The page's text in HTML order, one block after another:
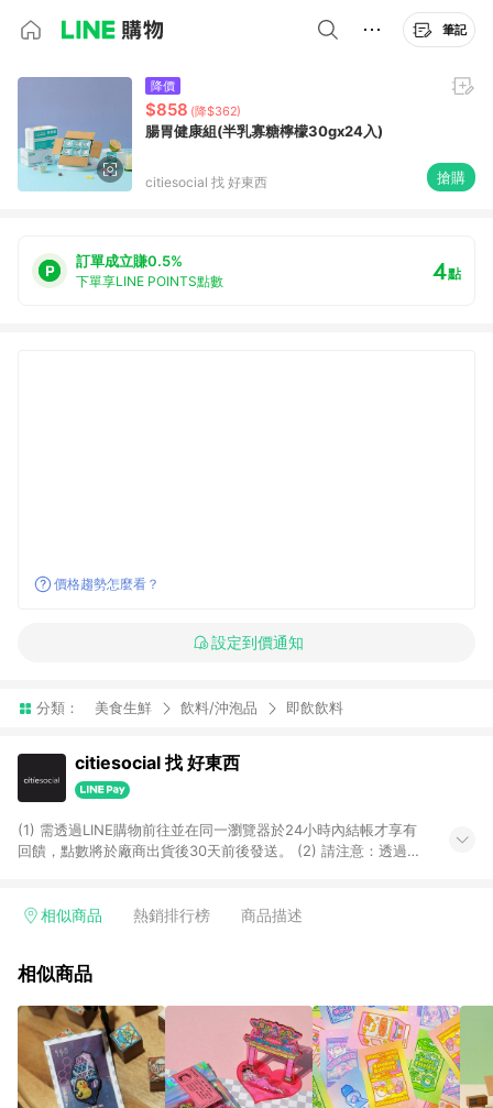
筆記
降價
$858 (降$362)
腸胃健康組(半乳寡糖檸檬30gx24入)
citiesocial 找 好東西 搶購
訂單成立賺0.5%
下單享LINE POINTS點數 4點
價格趨勢怎麼看？
設定到價通知
分類： 美食生鮮 飲料/沖泡品 即飲飲料
citiesocial 找 好東西
(1) 需透過LINE購物前往並在同一瀏覽器於24小時內結帳才享有
回饋，點數將於廠商出貨後30天前後發送。 (2) 請注意：透過
相似商品 熱銷排行榜 商品描述
相似商品